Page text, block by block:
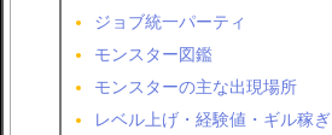
ジョブ統一パーティ
モンスター図鑑
モンスターの主な出現場所
レベル上げ・経験値・ギル稼ぎ